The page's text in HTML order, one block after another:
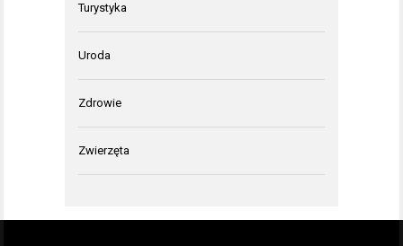
Turystyka
Uroda
Zdrowie
Zwierzęta